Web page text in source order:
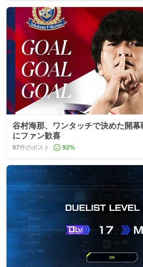
谷村海那、ワンタッチで決めた開
にファン歓喜
97件のポスト 92%